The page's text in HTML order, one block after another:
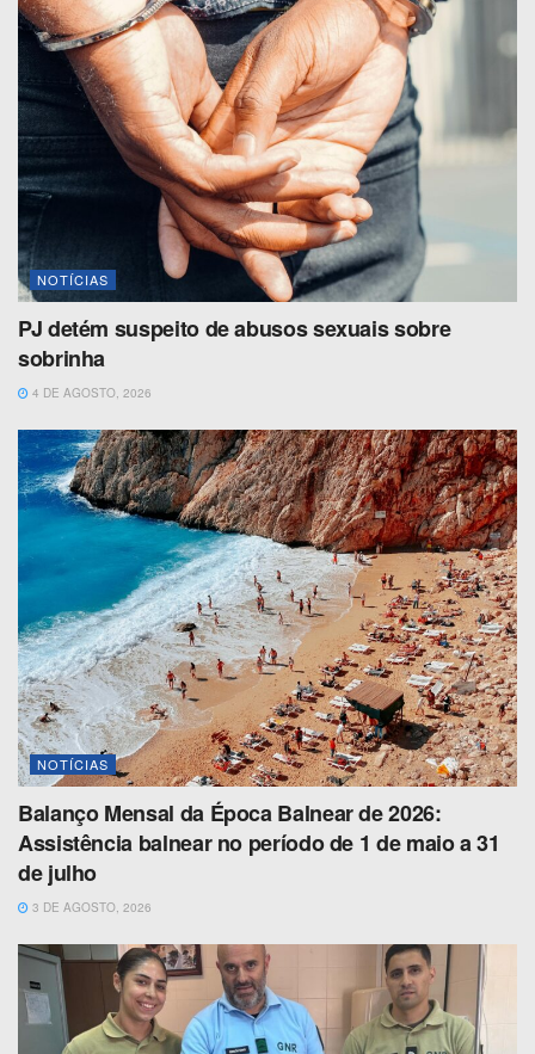
NOTÍCIAS
PJ detém suspeito de abusos sexuais sobre
sobrinha
4 DE AGOSTO, 2026
NOTÍCIAS
Balanço Mensal da Época Balnear de 2026:
Assistência balnear no período de 1 de maio a 31
de julho
3 DE AGOSTO, 2026